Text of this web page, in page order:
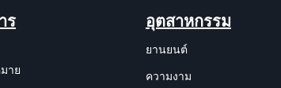
ร
าย
อุตสาหกรรม
ยานยนต์
ความงาม